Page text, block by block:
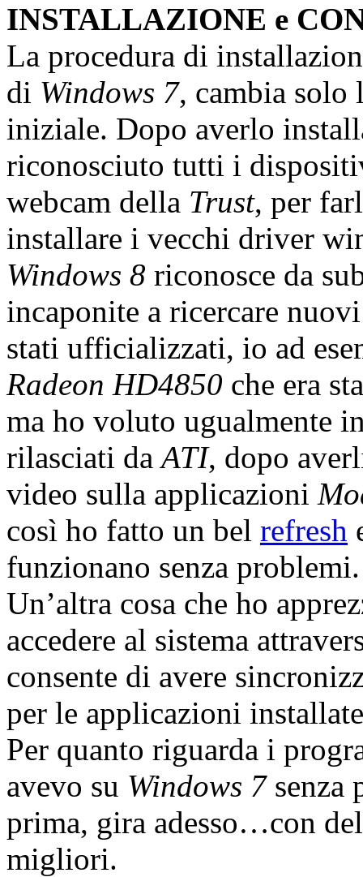
INSTALLAZIONE e
La procedura di
di Windows 7, cambia solo
iniziale. Dopo averlo
riconosciuto tutti i
webcam della Trust, per
installare i vecchi driver
Windows 8 riconosce da
incaponite a ricercare
stati ufficializzati, io ad
Radeon HD4850 che era
ma ho voluto ugualmente
rilasciati daATI, dopo
video sulla applicazioni
così ho fatto un bel refresh
funzionano senza problemi.
Un’altra cosa che ho
accedere al sistema
consente di avere
per le applicazioni
Per quanto riguarda i
avevo su Windows 7senza
prima, gira adesso…con
migliori.